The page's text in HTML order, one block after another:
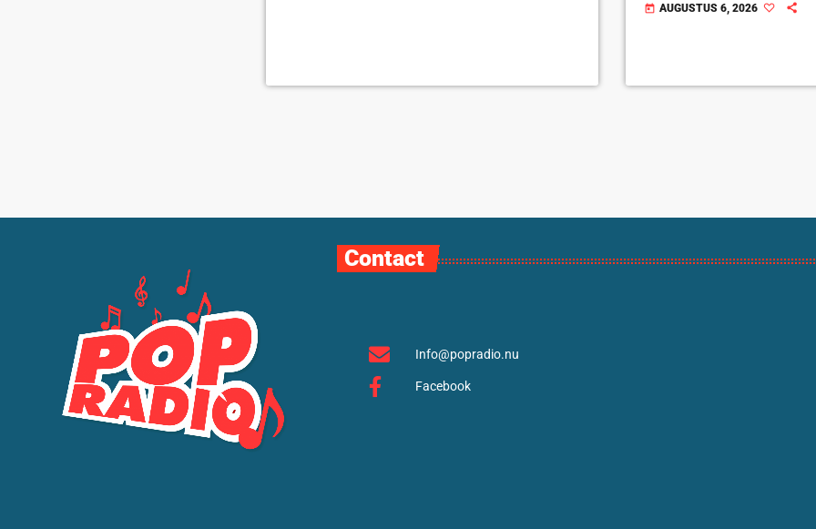
today AUGUSTUS 6, 2026
Contact
Info@popradio.nu
Facebook